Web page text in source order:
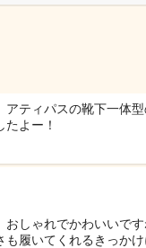
ティパスの靴下一体
よー！
おしゃれでかわいいで
履いてくれるきっか